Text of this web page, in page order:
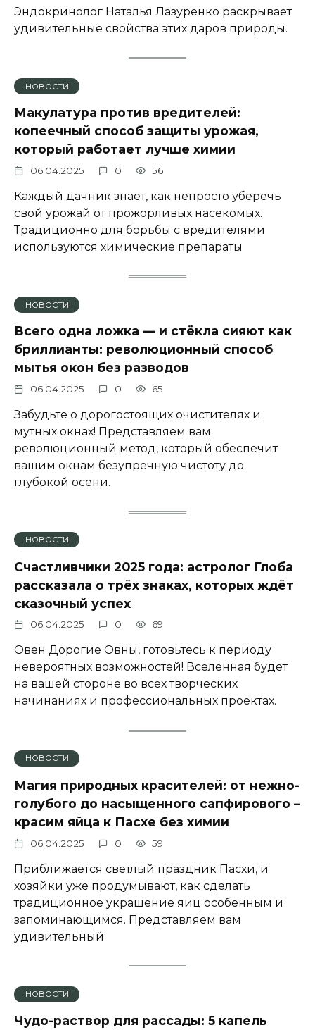
Эндокринолог Наталья Лазуренко раскрывает
удивительные свойства этих даров природы.
НОВОСТИ
Макулатура против вредителей:
копеечный способ защиты урожая,
который работает лучше химии
06.04.2025 0 56
Каждый дачник знает, как непросто уберечь
свой урожай от прожорливых насекомых.
Традиционно для борьбы с вредителями
используются химические препараты
НОВОСТИ
Всего одна ложка — и стёкла сияют как
бриллианты: революционный способ
мытья окон без разводов
06.04.2025 0 65
Забудьте о дорогостоящих очистителях и
мутных окнах! Представляем вам
революционный метод, который обеспечит
вашим окнам безупречную чистоту до
глубокой осени.
НОВОСТИ
Счастливчики 2025 года: астролог Глоба
рассказала о трёх знаках, которых ждёт
сказочный успех
06.04.2025 0 69
Овен Дорогие Овны, готовьтесь к периоду
невероятных возможностей! Вселенная будет
на вашей стороне во всех творческих
начинаниях и профессиональных проектах.
НОВОСТИ
Магия природных красителей: от нежно-
голубого до насыщенного сапфирового –
красим яйца к Пасхе без химии
06.04.2025 0 59
Приближается светлый праздник Пасхи, и
хозяйки уже продумывают, как сделать
традиционное украшение яиц особенным и
запоминающимся. Представляем вам
удивительный
НОВОСТИ
Чудо-раствор для рассады: 5 капель